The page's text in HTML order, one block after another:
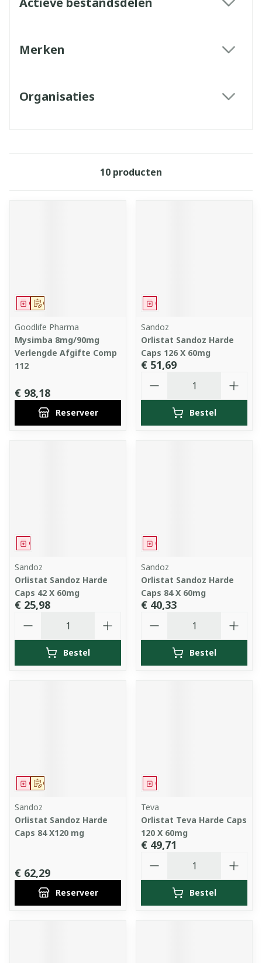
Merken
Organisaties
10 producten
Op voorschrift
Geneesmiddel
Goodlife Pharma
Mysimba 8mg/90mg
Verlengde Afgifte Comp
112
€ 98,18
Reserveer
Geneesmiddel
Sandoz
Orlistat Sandoz Harde
Caps 126 X 60mg
€ 51,69
Bestel
Geneesmiddel
Sandoz
Orlistat Sandoz Harde
Caps 42 X 60mg
€ 25,98
Bestel
Geneesmiddel
Sandoz
Orlistat Sandoz Harde
Caps 84 X 60mg
€ 40,33
Bestel
Op voorschrift
Geneesmiddel
Sandoz
Orlistat Sandoz Harde
Caps 84 X120 mg
€ 62,29
Reserveer
Geneesmiddel
Teva
Orlistat Teva Harde Caps
120 X 60mg
€ 49,71
Bestel